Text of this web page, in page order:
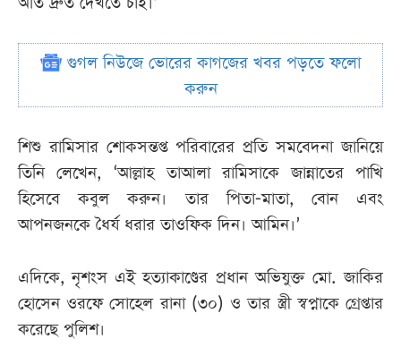
গুগল নিউজে ভোরের কাগজের খবর পড়তে ফলো
করুন
শিশু রামিসার শোকসন্তপ্ত পরিবারের প্রতি সমবেদনা জানিয়ে
তিনি লেখেন, ‘আল্লাহ তাআলা রামিসাকে জান্নাতের পাখি
হিসেবে কবুল করুন। তার পিতা-মাতা, বোন এবং
আপনজনকে ধৈর্য ধরার তাওফিক দিন। আমিন।’
এদিকে, নৃশংস এই হত্যাকাণ্ডের প্রধান অভিযুক্ত মো. জাকির
হোসেন ওরফে সোহেল রানা (৩০) ও তার স্ত্রী স্বপ্নাকে গ্রেপ্তার
করেছে পুলিশ।